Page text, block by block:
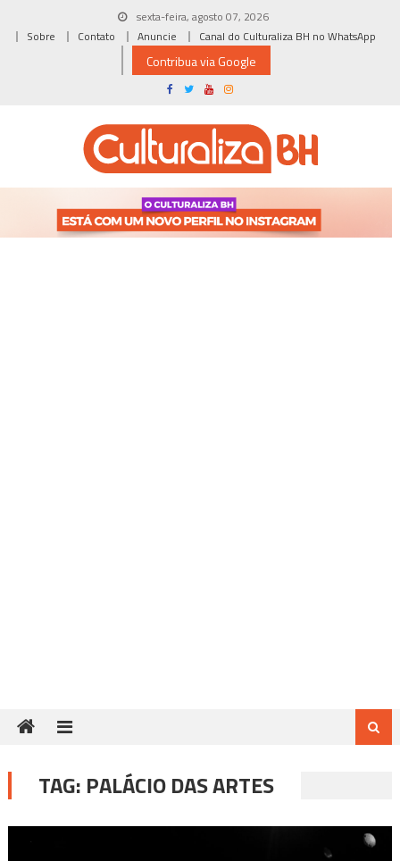
sexta-feira, agosto 07, 2026
Sobre
Contato Anuncie Canal do Culturaliza BH no WhatsApp
Contribua via Google
TAG: PALÁCIO DAS ARTES